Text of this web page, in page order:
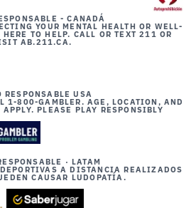
- CANADÁ
YOUR MENTAL HEALTH OR WELL-
TO HELP. CALL OR TEXT 211 OR
AB.211.CA.
RESPONSABLE USA
1-800-GAMBLER. AGE, LOCATION, AND
PLEASE PLAY RESPONSIBLY
· LATAM
A DISTANCIA REALIZADOS
CAUSAR LUDOPATÍA.